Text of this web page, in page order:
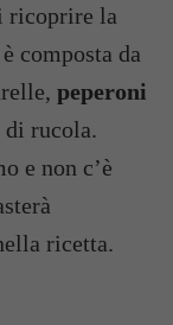
ricoprire la
composta da
peperoni
di rucola.
e non c’è
ricetta.